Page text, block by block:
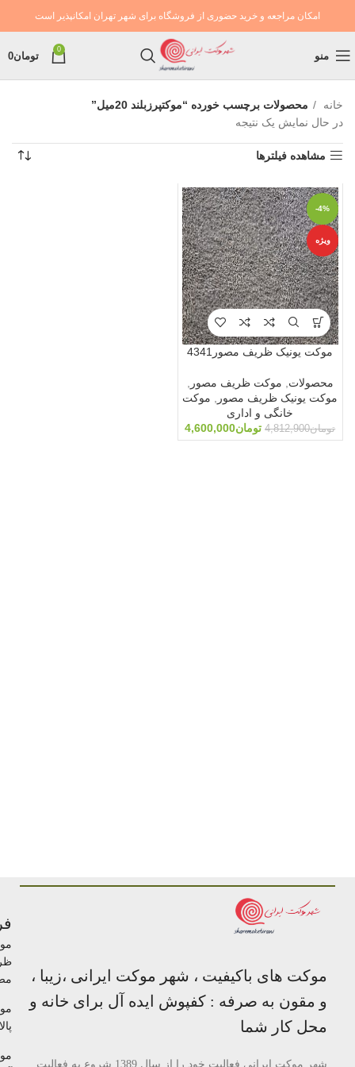
امکان مراجعه و خرید حضوری از فروشگاه برای شهر تهران امکانپذیر است
منو
0
تومان0
خانه
محصولات برچسب خورده “موکتپرزبلند 20میل”
در حال نمایش یک نتیجه
مشاهده فیلترها
-4%
ویژه
موکت یونیک ظریف مصور4341
محصولات موکت ظریف مصور
موکت یونیک ظریف مصور
موکت
خانگی و اداری
تومان4,812,900 تومان4,600,000
موکت های باکیفیت ، شهر موکت ایرانی ،زیبا ،
و مقون به صرفه : کفپوش ایده آل برای خانه و
محل کار شما
شهر موکت ایرانی فعالیت خود را از سال 1389 شروع به فعالیت